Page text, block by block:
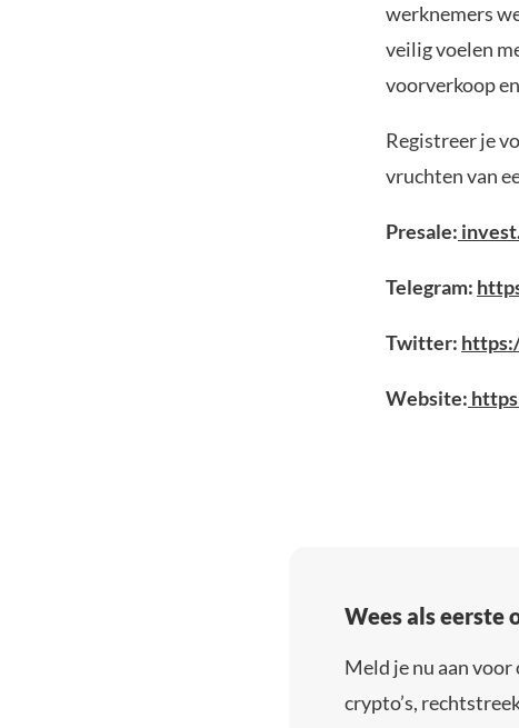
werknemers
veilig voelen
voorverkoop
Registreer je
vruchten van
Presale:
Telegram:
Twitter:
Website:
Wees als eerste
Meld je nu aan
crypto’s,